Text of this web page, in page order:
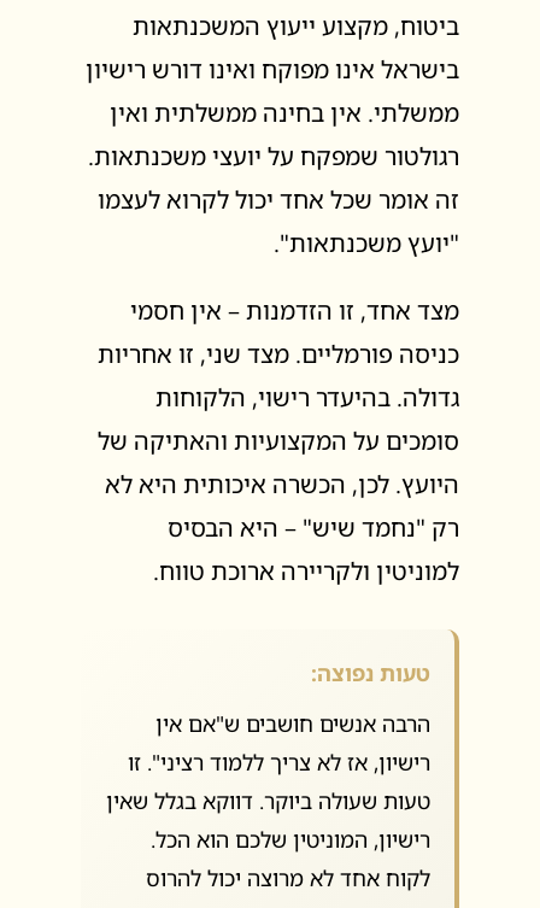
ביטוח, מקצוע ייעוץ המשכנתאות
בישראל אינו מפוקח ואינו דורש רישיון
ממשלתי. אין בחינה ממשלתית ואין
רגולטור שמפקח על יועצי משכנתאות.
זה אומר שכל אחד יכול לקרוא לעצמו
"יועץ משכנתאות".
מצד אחד, זו הזדמנות – אין חסמי
כניסה פורמליים. מצד שני, זו אחריות
גדולה. בהיעדר רישוי, הלקוחות
סומכים על המקצועיות והאתיקה של
היועץ. לכן, הכשרה איכותית היא לא
רק "נחמד שיש" – היא הבסיס
למוניטין ולקריירה ארוכת טווח.
טעות נפוצה:
הרבה אנשים חושבים ש"אם אין
רישיון, אז לא צריך ללמוד רציני". זו
טעות שעולה ביוקר. דווקא בגלל שאין
רישיון, המוניטין שלכם הוא הכל.
לקוח אחד לא מרוצה יכול להרוס